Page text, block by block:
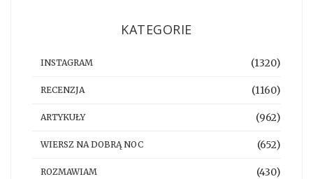
KATEGORIE
INSTAGRAM (1320)
RECENZJA (1160)
ARTYKUŁY (962)
WIERSZ NA DOBRĄ NOC (652)
ROZMAWIAM (430)